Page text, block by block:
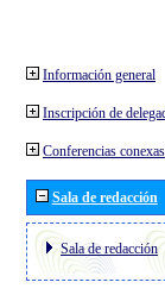
Información general
Inscripción de
Conferencias conexas
Sala de redacción
Sala de redacción